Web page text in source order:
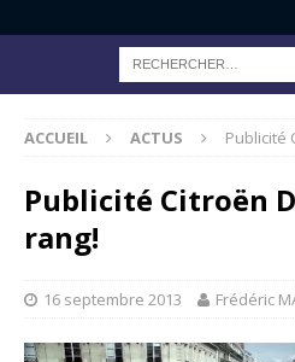
ACCUEIL ACTUS Publicité
Publicité Citroën
rang!
16 septembre 2013 Frédéric